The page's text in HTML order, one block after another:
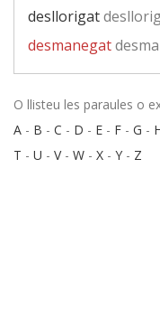
desllorigat
desmanegat
O llisteu les paraules o
A - B - C - D - E - F - G -
T - U - V- W - X - Y - Z